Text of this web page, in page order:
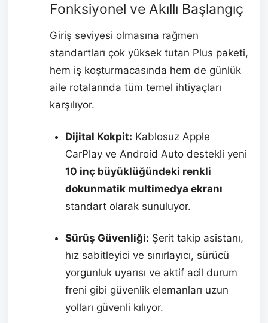
Fonksiyonel ve Akıllı Başlangıç
Giriş seviyesi olmasına rağmen
standartları çok yüksek tutan Plus paketi,
hem iş koşturmacasında hem de günlük
aile rotalarında tüm temel ihtiyaçları
karşılıyor.
Dijital Kokpit: Kablosuz Apple
CarPlay ve Android Auto destekli yeni
10 inç büyüklüğündeki renkli
dokunmatik multimedya ekranı
standart olarak sunuluyor.
Sürüş Güvenliği: Şerit takip asistanı,
hız sabitleyici ve sınırlayıcı, sürücü
yorgunluk uyarısı ve aktif acil durum
freni gibi güvenlik elemanları uzun
yolları güvenli kılıyor.